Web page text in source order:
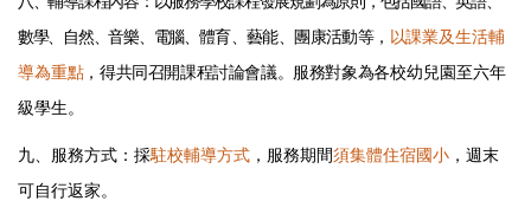
數學、自然、音樂、電腦、 體育、藝能、團康活動等， 以課業及生活輔
導為重點，得共同召開課程討論會議。服務對象為各校幼兒園至六年
級學生。
九、服務方式：採駐校輔導方式 ，服務期間須集體住宿國小 ，週末
可自行返家。